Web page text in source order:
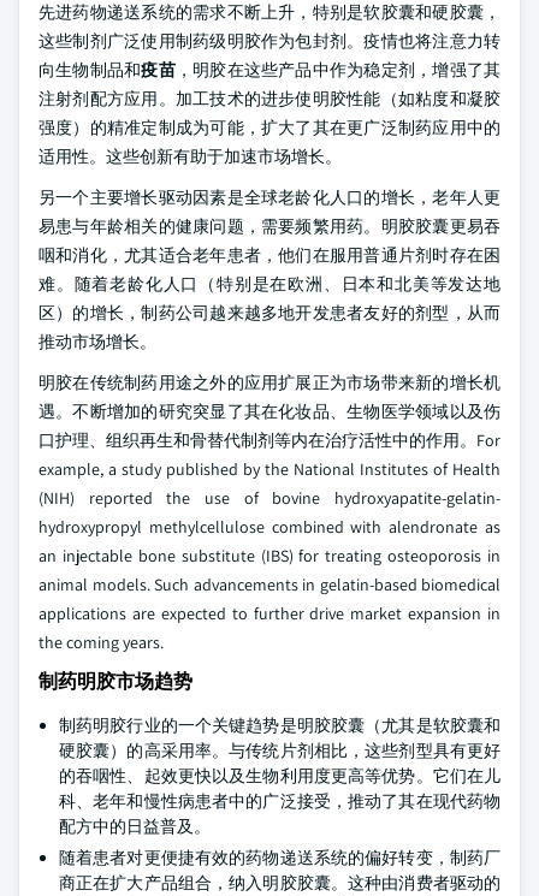
先进药物递送系统的需求不断上升，特别是软胶囊和硬胶囊，
这些制剂广泛使用制药级明胶作为包封剂。疫情也将注意力转
向生物制品和疫苗，明胶在这些产品中作为稳定剂，增强了其
注射剂配方应用。加工技术的进步使明胶性能（如粘度和凝胶
强度）的精准定制成为可能，扩大了其在更广泛制药应用中的
适用性。这些创新有助于加速市场增长。
另一个主要增长驱动因素是全球老龄化人口的增长，老年人更
易患与年龄相关的健康问题，需要频繁用药。明胶胶囊更易吞
咽和消化，尤其适合老年患者，他们在服用普通片剂时存在困
难。随着老龄化人口（特别是在欧洲、日本和北美等发达地
区）的增长，制药公司越来越多地开发患者友好的剂型，从而
推动市场增长。
明胶在传统制药用途之外的应用扩展正为市场带来新的增长机
遇。不断增加的研究突显了其在化妆品、生物医学领域以及伤
口护理、组织再生和骨替代制剂等内在治疗活性中的作用。For
example, a study published by the National Institutes of Health
(NIH) reported the use of bovine hydroxyapatite-gelatin-
hydroxypropyl methylcellulose combined with alendronate as
an injectable bone substitute (IBS) for treating osteoporosis in
animal models. Such advancements in gelatin-based biomedical
applications are expected to further drive market expansion in
the coming years.
制药明胶市场趋势
制药明胶行业的一个关键趋势是明胶胶囊（尤其是软胶囊和
硬胶囊）的高采用率。与传统片剂相比，这些剂型具有更好
的吞咽性、起效更快以及生物利用度更高等优势。它们在儿
科、老年和慢性病患者中的广泛接受，推动了其在现代药物
配方中的日益普及。
随着患者对更便捷有效的药物递送系统的偏好转变，制药厂
商正在扩大产品组合，纳入明胶胶囊。这种由消费者驱动的